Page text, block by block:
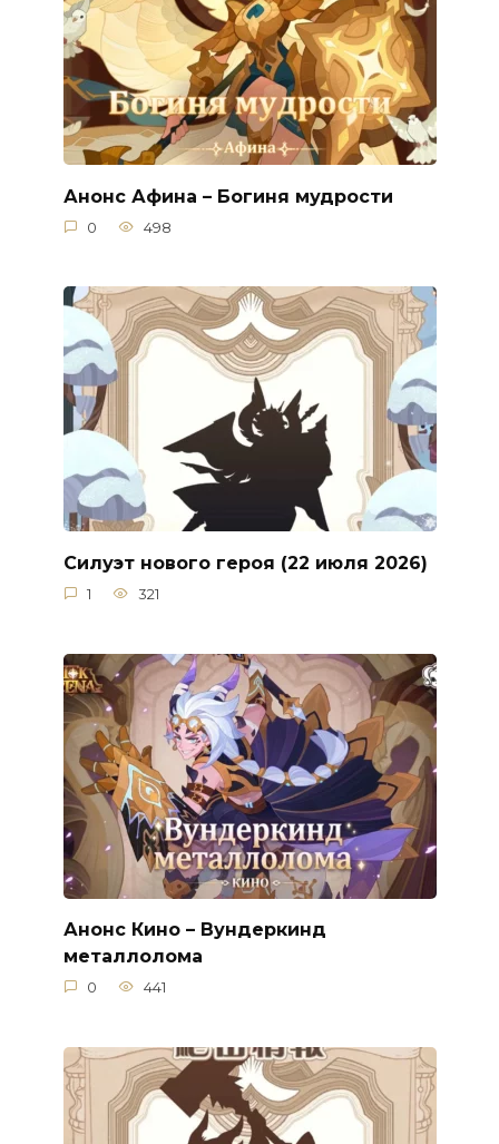
Анонс Афина – Богиня мудрости
0 498
Силуэт нового героя (22 июля 2026)
1 321
Анонс Кино – Вундеркинд
металлолома
0 441